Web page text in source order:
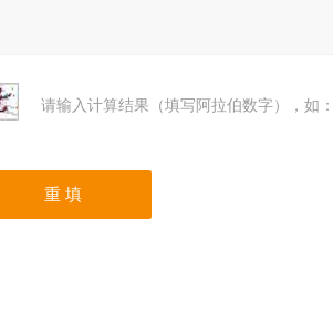
请输入计算结果（填写阿拉伯数字），如